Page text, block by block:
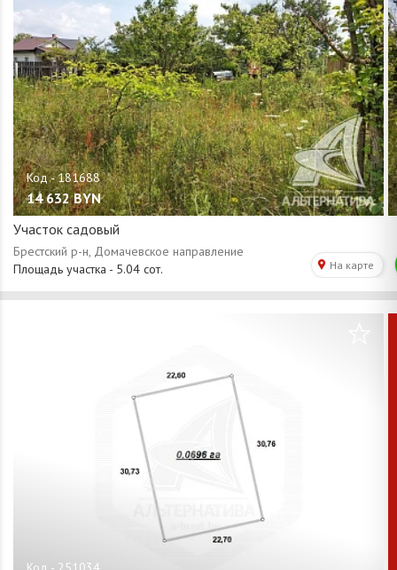
14 632 BYN
Участок садовый